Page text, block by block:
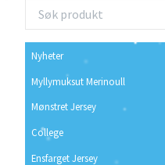
Nyheter
Myllymuksut Merinoull
Mønstret Jersey
College
Ensfarget Jersey